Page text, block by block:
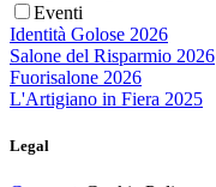
Eventi
Identità Golose 2026
Salone del Risparmio 2026
Fuorisalone 2026
L'Artigiano in Fiera 2025
Legal